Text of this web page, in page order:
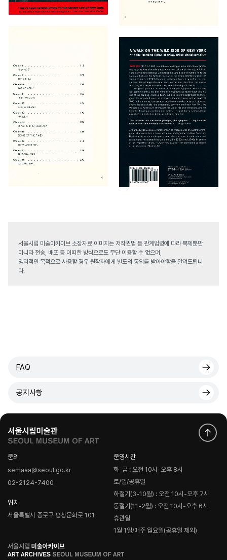
서울시립 미술아카이브 소장자료 이미지는 저작권법 등 관계법령에 따라 복제뿐만
아니라 전송, 배포 등 어떠한 방식으로도 무단 이용할 수 없으며,
영리적인 목적으로 사용할 경우 원작자에게 별도의 동의를 받아야함을 알려드립니
다.
FAQ
공지사항
문의
semaaa@seoul.go.kr
02-2124-7400
위치
서울특별시 종로구 평창문화로 101
운영시간
화-금 : 오전 10시-오후 8시
토/일/공휴일
하절기(3-10월) : 오전 10시-오후 7시
동절기(11-2월) : 오전 10시-오후 6시
휴관일
1월 1일/매주 월요일(공휴일 제외)
로
고